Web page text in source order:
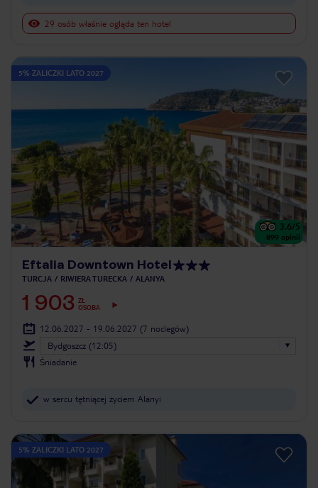
29 osób właśnie ogląda ten hotel
5% ZALICZKI LATO 2027
3.6/5
899 opinii
Eftalia Downtown Hotel
TURCJA RIWIERA TURECKA ALANYA
1 903 ZŁ
OSOBA
12.06.2027 - 19.06.2027 (7 noclegów)
Bydgoszcz (12:05)
Śniadanie
w sercu tętniącej życiem Alanyi
5% ZALICZKI LATO 2027